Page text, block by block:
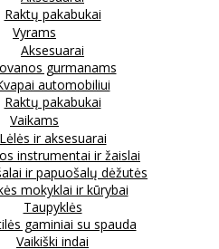
Raktų pakabukai
Vyrams
Aksesuarai
gurmanams
automobiliui
Raktų pakabukai
Vaikams
Lėlės ir aksesuarai
instrumentai ir žaislai
ir papuošalų dėžutės
mokyklai ir kūrybai
Taupyklės
gaminiai su spauda
Vaikiški indai